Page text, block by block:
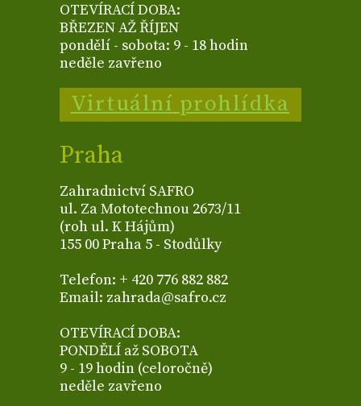
OTEVÍRACÍ DOBA:
BŘEZEN AŽ ŘÍJEN
pondělí - sobota: 9 - 18 hodin
neděle zavřeno
Virtuální prohlídka
Praha
Zahradnictví SAFRO
ul. Za Mototechnou 2673/11
(roh ul. K Hájům)
155 00 Praha 5 - Stodůlky
Telefon: + 420 776 882 882
Email: zahrada@safro.cz
OTEVÍRACÍ DOBA:
PONDĚLÍ až SOBOTA
9 - 19 hodin (celoročně)
neděle zavřeno